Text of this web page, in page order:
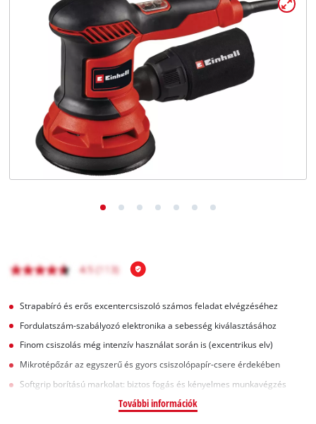
Magyar
English
Strapabíró és erős excentercsiszoló számos feladat elvégzéséhez
Fordulatszám-szabályozó elektronika a sebesség kiválasztásához
Finom csiszolás még intenzív használat során is (excentrikus elv)
Mikrotépőzár az egyszerű és gyors csiszolópapír-csere érdekében
Softgrip borítású markolat: biztos fogás és kényelmes munkavégzés
További információk